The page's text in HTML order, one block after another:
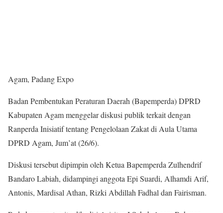
Agam, Padang Expo
Badan Pembentukan Peraturan Daerah (Bapemperda) DPRD
Kabupaten Agam menggelar diskusi publik terkait dengan
Ranperda Inisiatif tentang Pengelolaan Zakat di Aula Utama
DPRD Agam, Jum’at (26/6).
Diskusi tersebut dipimpin oleh Ketua Bapemperda Zulhendrif
Bandaro Labiah, didampingi anggota Epi Suardi, Alhamdi Arif,
Antonis, Mardisal Athan, Rizki Abdillah Fadhal dan Fairisman.